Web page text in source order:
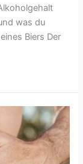
was du
Biers Der